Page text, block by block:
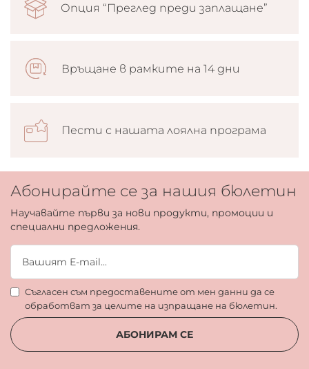
Опция “Преглед преди заплащане”
Връщане в рамките на 14 дни
Пести с нашата лоялна програма
Абонирайте се за нашия бюлетин
Научавайте първи за нови продукти, промоции и
специални предложения.
Съгласен съм предоставените от мен данни да се
обработват за целите на изпращане на бюлетин.
АБОНИРАМ СЕ